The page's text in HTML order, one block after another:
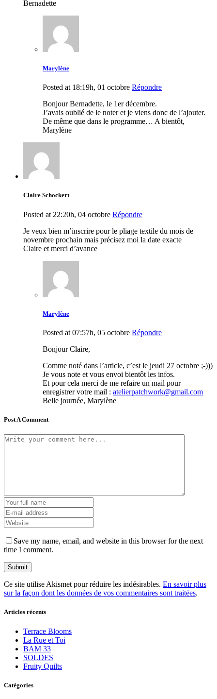
Bernadette
Marylène
Posted at 18:19h, 01 octobre Répondre
Bonjour Bernadette, le 1er décembre.
J’avais oublié de le noter et je viens donc de l’ajouter.
De même que dans le programme… A bientôt,
Marylène
Claire Schockert
Posted at 22:20h, 04 octobre Répondre
Je veux bien m’inscrire pour le pliage textile du mois de
novembre prochain mais précisez moi la date exacte
Claire et merci d’avance
Marylène
Posted at 07:57h, 05 octobre Répondre
Bonjour Claire,
Comme noté dans l’article, c’est le jeudi 27 octobre ;-)))
Je vous note et vous envoi bientôt les infos.
Et pour cela merci de me refaire un mail pour
enregistrer votre mail : atelierpatchwork@gmail.com
Belle journée, Marylène
Post A Comment
Save my name, email, and website in this browser for the next
time I comment.
Ce site utilise Akismet pour réduire les indésirables. En savoir plus
sur la façon dont les données de vos commentaires sont traitées.
Articles récents
Terrace Blooms
La Rue et Toi
BAM 33
SOLDES
Fruity Quilts
Catégories